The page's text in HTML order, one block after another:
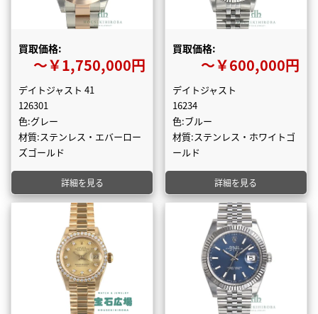
買取価格:
〜￥1,750,000円
デイトジャスト 41
126301
色:グレー
材質:ステンレス・エバーロー
ズゴールド
詳細を見る
買取価格:
〜￥600,000円
デイトジャスト
16234
色:ブルー
材質:ステンレス・ホワイトゴ
ールド
詳細を見る